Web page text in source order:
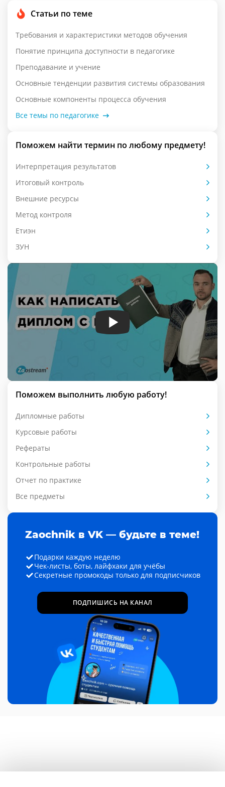
Статьи по теме
Требования и характеристики методов обучения
Понятие принципа доступности в педагогике
Преподавание и учение
Основные тенденции развития системы образования
Основные компоненты процесса обучения
Все темы по педагогике
Поможем найти термин по любому предмету!
Интерпретация результатов
Итоговый контроль
Внешние ресурсы
Метод контроля
Етиэн
ЗУН
Поможем выполнить любую работу!
Дипломные работы
Курсовые работы
Рефераты
Контрольные работы
Отчет по практике
Все предметы
Zaochnik в VK — будьте в теме!
Подарки каждую неделю
Чек-листы, боты, лайфхаки для учёбы
Секретные промокоды только для подписчиков
ПОДПИШИСЬ НА КАНАЛ